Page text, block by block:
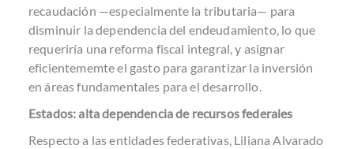
recaudación —especialmente la tributaria— para
disminuir la dependencia del endeudamiento, lo que
requeriría una reforma fiscal integral, y asignar
eficientememte el gasto para garantizar la inversión
en áreas fundamentales para el desarrollo.
Estados: alta dependencia de recursos federales
Respecto a las entidades federativas, Liliana Alvarado